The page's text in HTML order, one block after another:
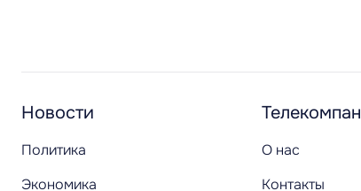
Новости
Политика
Экономика
О нас
Контакты